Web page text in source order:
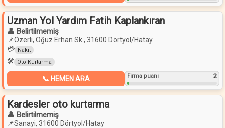
Uzman Yol Yardım Fatih Kaplankıran
👤 Belirtilmemiş
📌Özerli, Oğuz Erhan Sk., 31600 Dörtyol/Hatay
💳 Nakit
🛠️ Oto Kurtarma
📞 HEMEN ARA Firma puanı 2
Kardesler oto kurtarma
👤 Belirtilmemiş
📌Sanayi, 31600 Dörtyol/Hatay